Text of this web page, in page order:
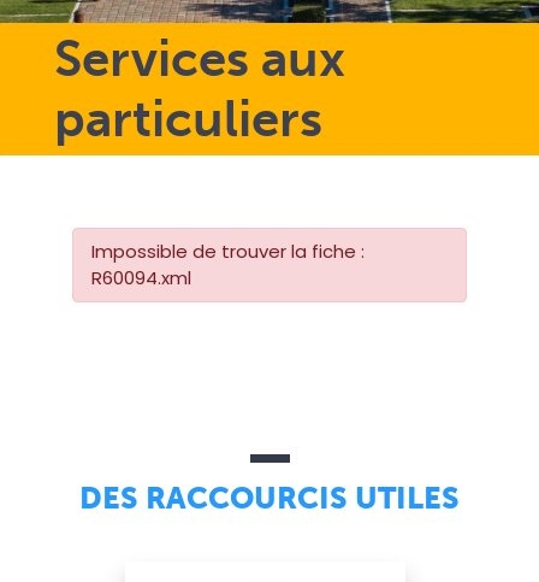
Services aux
particuliers
Impossible de trouver la fiche :
R60094.xml
DES RACCOURCIS UTILES